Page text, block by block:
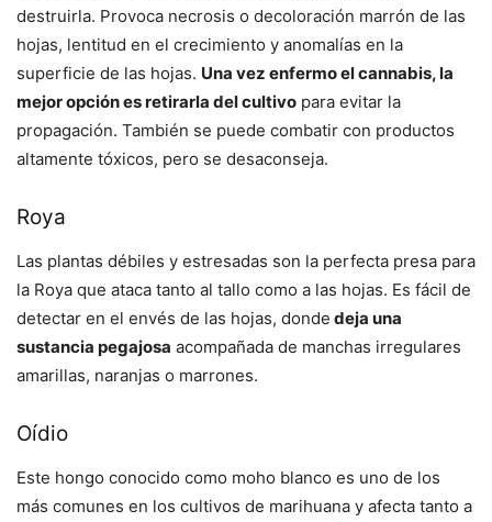
destruirla. Provoca necrosis o decoloración marrón de las
hojas, lentitud en el crecimiento y anomalías en la
superficie de las hojas. Una vez enfermo el cannabis, la
mejor opción es retirarla del cultivo para evitar la
propagación. También se puede combatir con productos
altamente tóxicos, pero se desaconseja.
Roya
Las plantas débiles y estresadas son la perfecta presa para
la Roya que ataca tanto al tallo como a las hojas. Es fácil de
detectar en el envés de las hojas, donde deja una
sustancia pegajosa acompañada de manchas irregulares
amarillas, naranjas o marrones.
Oídio
Este hongo conocido como moho blanco es uno de los
más comunes en los cultivos de marihuana y afecta tanto a